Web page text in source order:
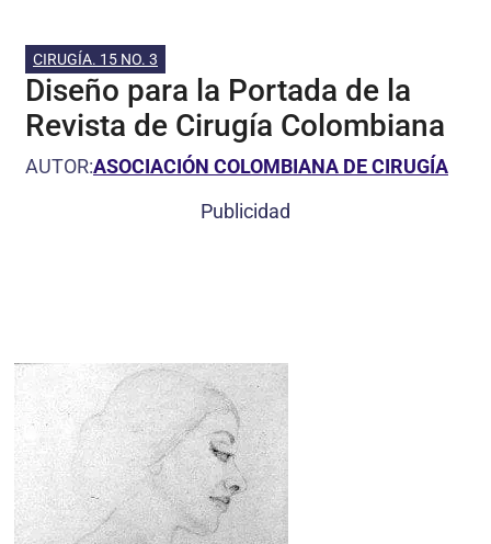
CIRUGÍA. 15 NO. 3
Diseño para la Portada de la
Revista de Cirugía Colombiana
AUTOR:ASOCIACIÓN COLOMBIANA DE CIRUGÍA
Publicidad